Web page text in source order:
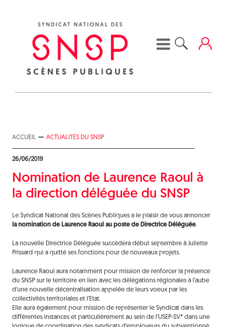
ACCUEIL ACTUALITÉS DU SNSP
26/06/2019
Nomination de Laurence Raoul à
la direction déléguée du SNSP
Le Syndicat National des Scènes Publiques a le plaisir de vous annoncer
la nomination de Laurence Raoul au poste de Directrice Déléguée.
La nouvelle Directrice Déléguée succèdera début septembre à Juliette
Prissard qui a quitté ses fonctions pour de nouveaux projets.
Laurence Raoul aura notamment pour mission de renforcer la présence
du SNSP sur le territoire en lien avec les délégations régionales à l’aube
d’une nouvelle décentralisation appelée de leurs voeux par les
collectivités territoriales et l’Etat.
Elle aura également pour mission de représenter le Syndicat dans les
différentes instances et particulièrement au sein de l’USEP-SV* dans une